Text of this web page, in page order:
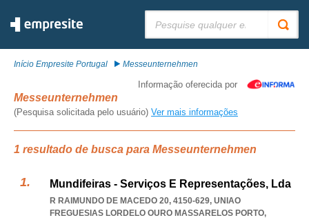
Início Empresite Portugal Messeunternehmen
Informação oferecida por
Messeunternehmen
(Pesquisa solicitada pelo usuário) Ver mais informações
1 resultado de busca para Messeunternehmen
Mundifeiras - Serviços E Representações, Lda
R RAIMUNDO DE MACEDO 20, 4150-629, UNIAO
FREGUESIAS LORDELO OURO MASSARELOS PORTO,